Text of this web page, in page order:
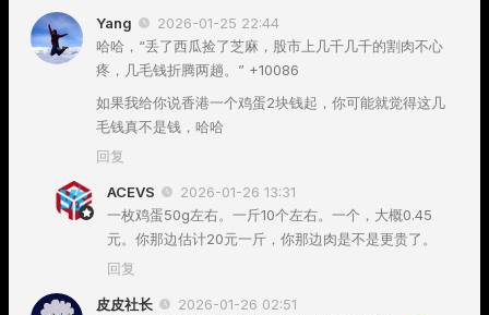
Yang
2026-01-25 22:44
哈哈，“丢了西瓜捡了芝麻，股市上几千几千的割肉不心
疼，几毛钱折腾两趟。” +10086
如果我给你说香港一个鸡蛋2块钱起，你可能就觉得这几
毛钱真不是钱，哈哈
回复
ACEVS
2026-01-26 13:31
一枚鸡蛋50g左右。一斤10个左右。一个，大概0.45
元。你那边估计20元一斤，你那边肉是不是更贵了。
回复
皮皮社长
2026-01-26 02:51